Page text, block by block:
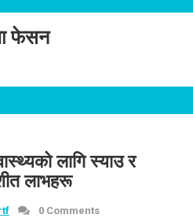
फेसन
लागि स्याउ र
लाभहरू
0 Comments